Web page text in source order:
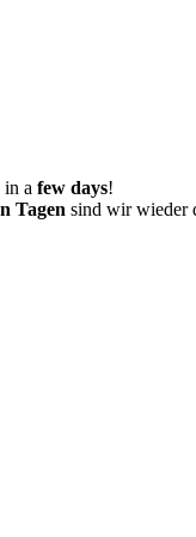
in a few days!
Tagen sind wir wieder